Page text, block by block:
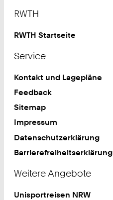
RWTH
RWTH Startseite
Service
Kontakt und Lagepläne
Feedback
Sitemap
Impressum
Datenschutzerklärung
Barrierefreiheitserklärung
Weitere Angebote
Unisportreisen NRW